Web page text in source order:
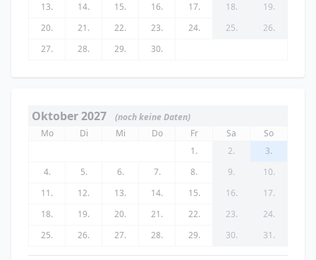
13.
14. 15. 16. 17. 18.
19.
20.
21. 22. 23. 24. 25.
26.
27.
28. 29. 30.
Oktober 2027
(noch keine Daten)
Mo
Di Mi Do Fr Sa
So
1.
2.
3.
4.
5. 6. 7. 8. 9.
10.
11.
12. 13. 14. 15. 16.
17.
18.
19. 20. 21. 22. 23.
24.
25.
26. 27. 28. 29. 30. 31.